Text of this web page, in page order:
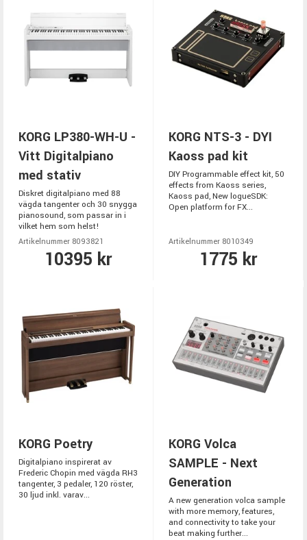
KORG LP380-WH-U -
Vitt Digitalpiano
med stativ
Diskret digitalpiano med 88
vägda tangenter och 30 snygga
pianosound, som passar in i
vilket hem som helst!
Artikelnummer 8093821
10395 kr
KORG NTS-3 - DYI
Kaoss pad kit
DIY Programmable effect kit, 50
effects from Kaoss series,
Kaoss pad, New logueSDK:
Open platform for FX...
Artikelnummer 8010349
1775 kr
KORG Poetry
Digitalpiano inspirerat av
Frederic Chopin med vägda RH3
tangenter, 3 pedaler, 120 röster,
30 ljud inkl. varav...
KORG Volca
SAMPLE - Next
Generation
A new generation volca sample
with more memory, features,
and connectivity to take your
beat making further...